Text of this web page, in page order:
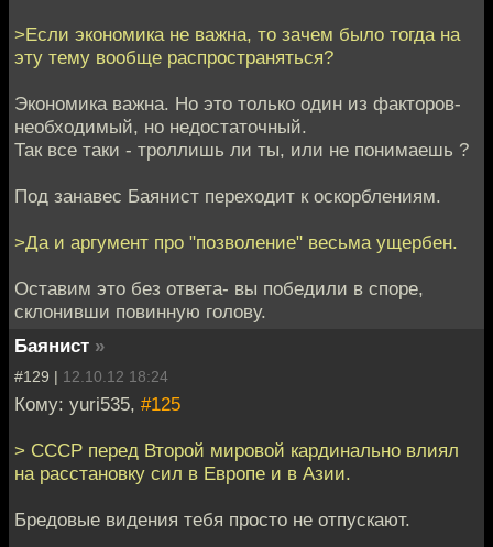
>Если экономика не важна, то зачем было тогда на
эту тему вообще распространяться?
Экономика важна. Но это только один из факторов-
необходимый, но недостаточный.
Так все таки - троллишь ли ты, или не понимаешь ?
Под занавес Баянист переходит к оскорблениям.
>Да и аргумент про "позволение" весьма ущербен.
Оставим это без ответа- вы победили в споре,
склонивши повинную голову.
Баянист »
#129 | 12.10.12 18:24
Кому: yuri535, #125
> СССР перед Второй мировой кардинально влиял
на расстановку сил в Европе и в Азии.
Бредовые видения тебя просто не отпускают.